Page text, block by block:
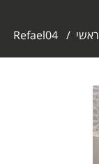
ראשי /
Refael04